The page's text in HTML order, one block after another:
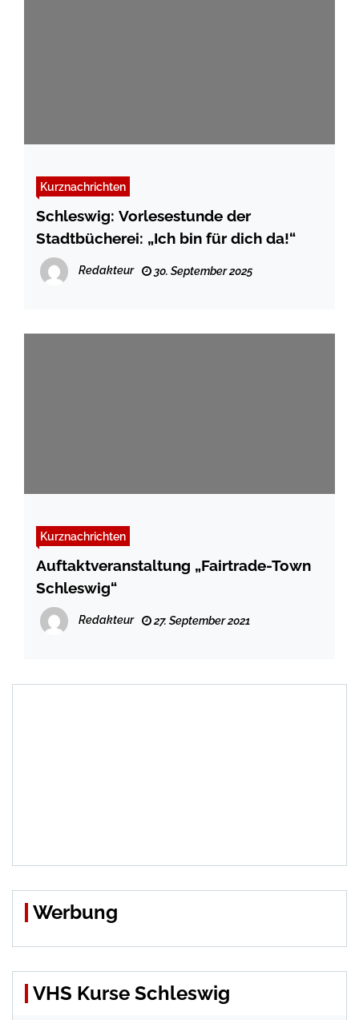
Kurznachrichten
Schleswig: Vorlesestunde der
Stadtbücherei: „Ich bin für dich da!“
Redakteur 30. September 2025
Kurznachrichten
Auftaktveranstaltung „Fairtrade-Town
Schleswig“
Redakteur 27. September 2021
Werbung
VHS Kurse Schleswig